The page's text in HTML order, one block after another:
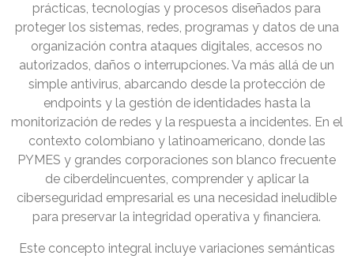
prácticas, tecnologías y procesos diseñados para
proteger los sistemas, redes, programas y datos de una
organización contra ataques digitales, accesos no
autorizados, daños o interrupciones. Va más allá de un
simple antivirus, abarcando desde la protección de
endpoints y la gestión de identidades hasta la
monitorización de redes y la respuesta a incidentes. En el
contexto colombiano y latinoamericano, donde las
PYMES y grandes corporaciones son blanco frecuente
de ciberdelincuentes, comprender y aplicar la
ciberseguridad empresarial es una necesidad ineludible
para preservar la integridad operativa y financiera.
Este concepto integral incluye variaciones semánticas